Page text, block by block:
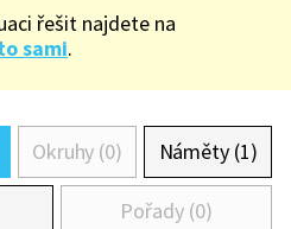
řešit najdete na
sami.
Okruhy (0) Náměty (1)
Pořady (0)